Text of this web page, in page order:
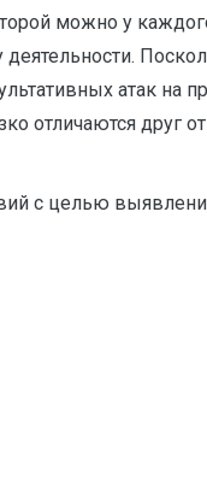
можно у
атак на
отличаются друг
с целью